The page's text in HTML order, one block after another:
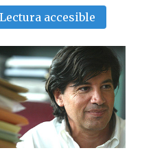
Lectura accesible